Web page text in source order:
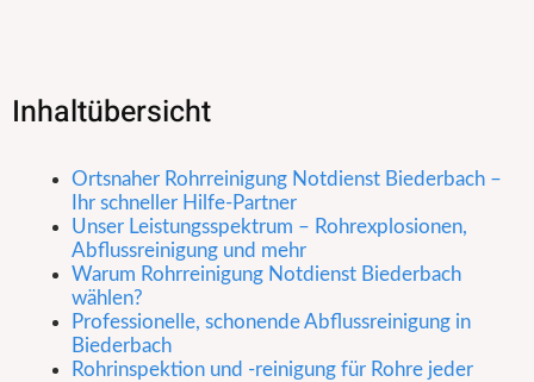
Inhaltübersicht
Ortsnaher Rohrreinigung Notdienst Biederbach –
Ihr schneller Hilfe-Partner
Unser Leistungsspektrum – Rohrexplosionen,
Abflussreinigung und mehr
Warum Rohrreinigung Notdienst Biederbach
wählen?
Professionelle, schonende Abflussreinigung in
Biederbach
Rohrinspektion und -reinigung für Rohre jeder